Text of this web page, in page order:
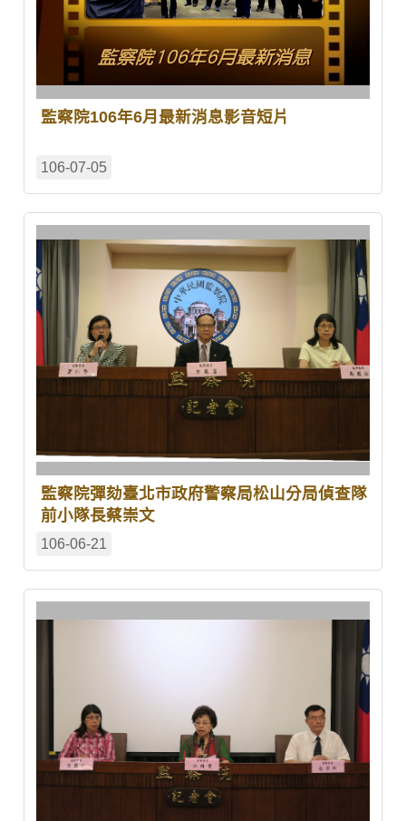
監察院106年6月最新消息影音短片
106-07-05
監察院彈劾臺北市政府警察局松山分局偵查隊
前小隊長蔡崇文
106-06-21